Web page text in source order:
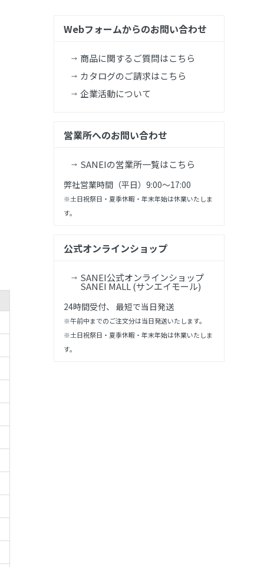
Webフォームからのお問い合わせ
商品に関するご質問はこちら
カタログのご請求はこちら
企業活動について
営業所へのお問い合わせ
SANEIの営業所一覧はこちら
弊社営業時間（平日）9:00～17:00
※土日祝祭日・夏季休暇・年末年始は休業いたしま
す。
公式オンラインショップ
SANEI公式オンラインショップ
SANEI MALL (サンエイモール)
24時間受付、 最短で当日発送
※午前中までのご注文分は当日発送いたします。
※土日祝祭日・夏季休暇・年末年始は休業いたしま
す。